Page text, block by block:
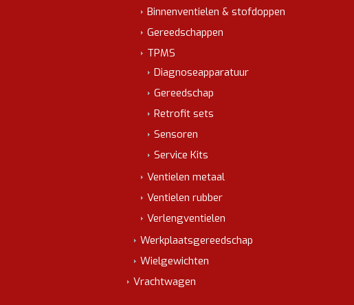
Binnenventielen & stofdoppen
Gereedschappen
TPMS
Diagnoseapparatuur
Gereedschap
Retrofit sets
Sensoren
Service Kits
Ventielen metaal
Ventielen rubber
Verlengventielen
Werkplaatsgereedschap
Wielgewichten
Vrachtwagen